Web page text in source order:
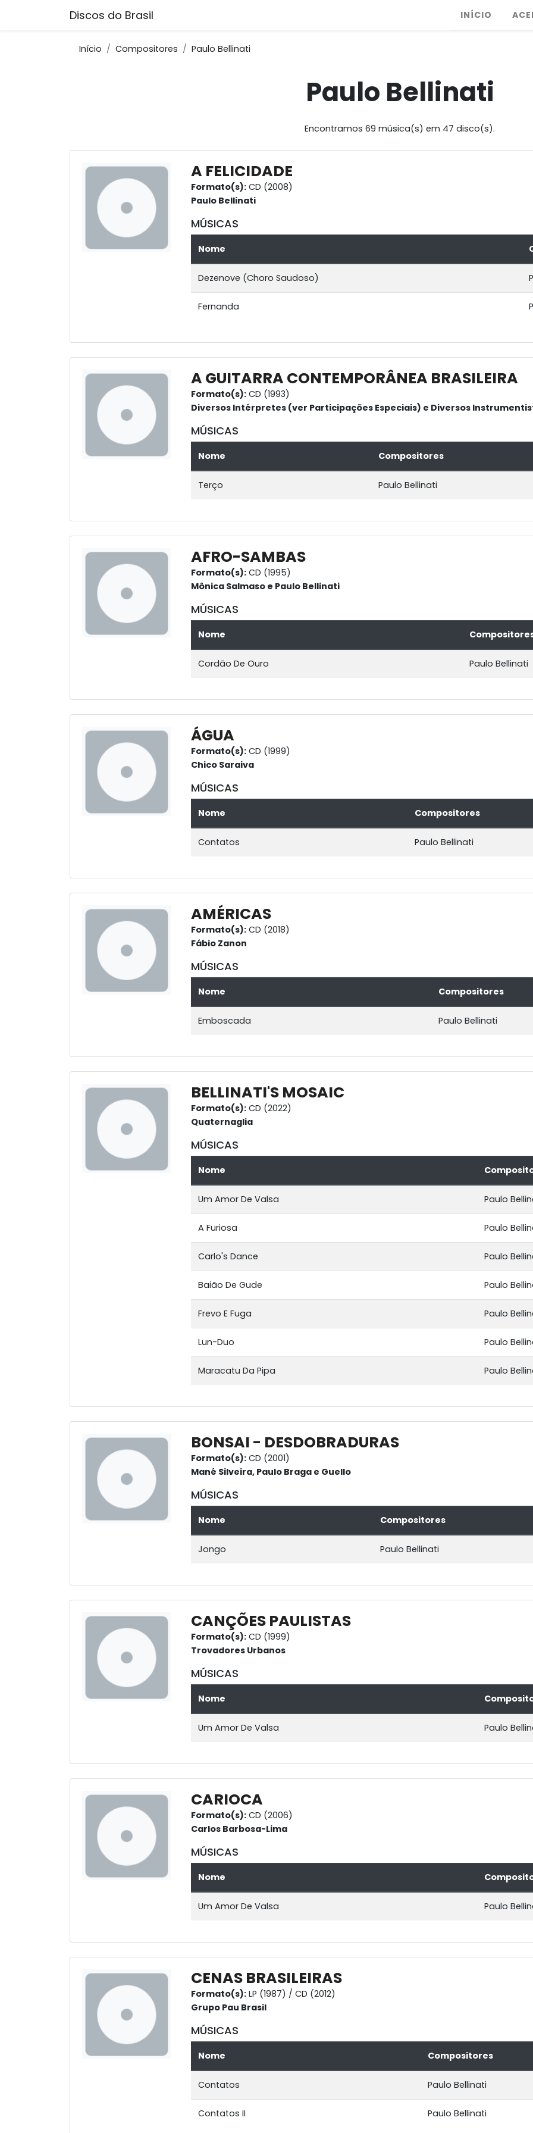
Discos do Brasil INÍCIO
Início Compositores Paulo Bellinati
Paulo Bellinati
Encontramos 69 música(s) em 47 disco(s).
A FELICIDADE
Formato(s): CD (2008)
Paulo Bellinati
MÚSICAS
Nome
Dezenove (Choro Saudoso)
Fernanda
A GUITARRA CONTEMPORÂNEA BRASILEIRA
Formato(s): CD (1993)
Diversos Intérpretes (ver Participações Especiais) e Diversos
MÚSICAS
Nome Compositores
Terço Paulo Bellinati
AFRO-SAMBAS
Formato(s): CD (1995)
Mônica Salmaso e Paulo Bellinati
MÚSICAS
Nome
Cordão De Ouro Paulo Bellinati
ÁGUA
Formato(s): CD (1999)
Chico Saraiva
MÚSICAS
Nome Compositores
Contatos Paulo Bellinati
AMÉRICAS
Formato(s): CD (2018)
Fábio Zanon
MÚSICAS
Nome Compositores
Emboscada Paulo Bellinati
BELLINATI'S MOSAIC
Formato(s): CD (2022)
Quaternaglia
MÚSICAS
Nome
Um Amor De Valsa Paulo
A Furiosa Paulo
Carlo's Dance Paulo
Baião De Gude Paulo
Frevo E Fuga Paulo
Lun-Duo Paulo
Maracatu Da Pipa Paulo
BONSAI - DESDOBRADURAS
Formato(s): CD (2001)
Mané Silveira, Paulo Braga e Guello
MÚSICAS
Nome Compositores
Jongo Paulo Bellinati
CANÇÕES PAULISTAS
Formato(s): CD (1999)
Trovadores Urbanos
MÚSICAS
Nome
Um Amor De Valsa Paulo
CARIOCA
Formato(s): CD (2006)
Carlos Barbosa-Lima
MÚSICAS
Nome
Um Amor De Valsa Paulo
CENAS BRASILEIRAS
Formato(s): LP (1987) / CD (2012)
Grupo Pau Brasil
MÚSICAS
Nome Compositores
Contatos Paulo Bellinati
Contatos II Paulo Bellinati